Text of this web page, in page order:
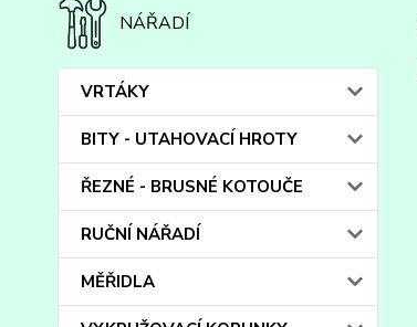
NÁŘADÍ
VRTÁKY
BITY - UTAHOVACÍ HROTY
ŘEZNÉ - BRUSNÉ KOTOUČE
RUČNÍ NÁŘADÍ
MĚŘIDLA